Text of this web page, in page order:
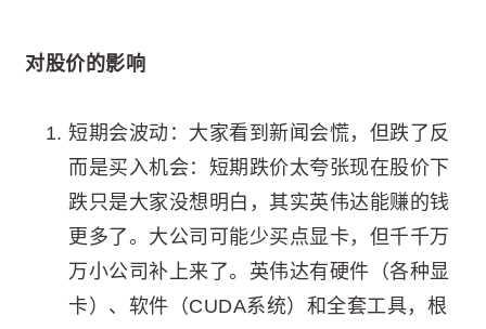
对股价的影响
短期会波动：大家看到新闻会慌，但跌了反
而是买入机会：短期跌价太夸张现在股价下
跌只是大家没想明白，其实英伟达能赚的钱
更多了。大公司可能少买点显卡，但千千万
万小公司补上来了。英伟达有硬件（各种显
卡）、软件（CUDA系统）和全套工具，根